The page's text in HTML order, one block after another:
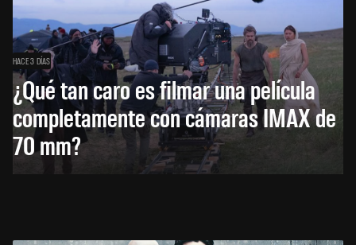
HACE 3 DÍAS
¿Qué tan caro es filmar una película
completamente con cámaras IMAX de
70 mm?